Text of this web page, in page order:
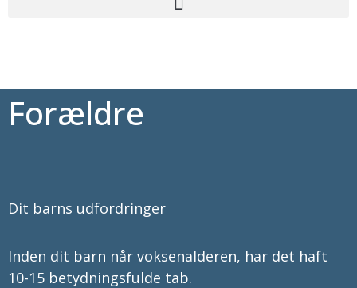
Forældre
Dit barns udfordringer
Inden dit barn når voksenalderen, har det haft
10-15 betydningsfulde tab.